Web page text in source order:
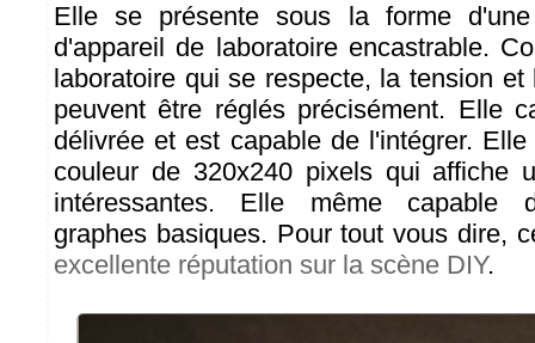
Elle se présente sous la forme d'une
d'appareil de laboratoire encastrable.
laboratoire qui se respecte, la tension
peuvent être réglés précisément. Elle
délivrée et est capable de l'intégrer.
couleur de 320x240 pixels qui affiche
intéressantes. Elle même capable
graphes basiques. Pour tout vous dire,
excellente réputation sur la scène DIY.